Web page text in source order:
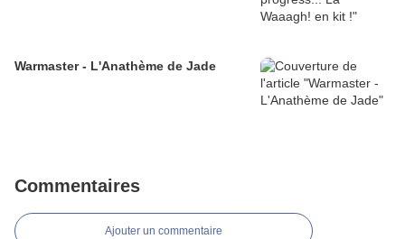
Warmaster - L'Anathème de Jade
Commentaires
Ajouter un commentaire